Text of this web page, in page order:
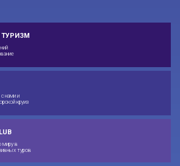
нами и
круиз
миру в
туров